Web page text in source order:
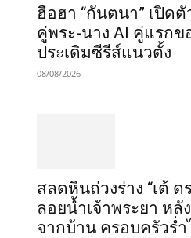
ฮือฮา “กันตนา” เปิดตั
คู่พระ-นาง AI คู่แรกข
ประเดิมซีรีส์แนวตั้ง
08/08/2026
สลดหินถ่วงร่าง “เต้ ด
ลอยน้ำเจ้าพระยา หลั
จากบ้าน ครอบครัวร่ำ